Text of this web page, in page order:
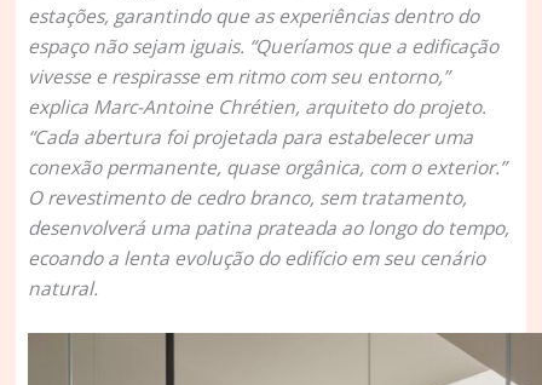
estações, garantindo que as experiências dentro do
espaço não sejam iguais. “Queríamos que a edificação
vivesse e respirasse em ritmo com seu entorno,”
explica Marc-Antoine Chrétien, arquiteto do projeto.
“Cada abertura foi projetada para estabelecer uma
conexão permanente, quase orgânica, com o exterior.”
O revestimento de cedro branco, sem tratamento,
desenvolverá uma patina prateada ao longo do tempo,
ecoando a lenta evolução do edifício em seu cenário
natural.